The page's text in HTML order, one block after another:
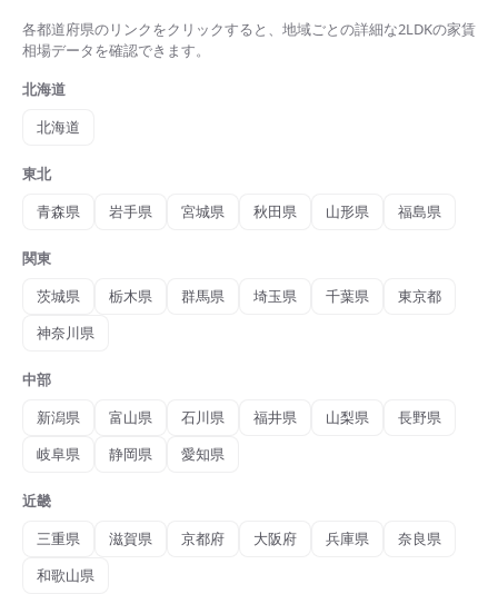
各都道府県のリンクをクリックすると、地域ごとの詳細な2LDKの家賃
相場データを確認できます。
北海道
北海道
東北
青森県
岩手県 宮城県 秋田県 山形県 福島県
関東
茨城県
栃木県 群馬県 埼玉県 千葉県
東京都
神奈川県
中部
新潟県
富山県 石川県 福井県 山梨県
長野県
岐阜県
静岡県 愛知県
近畿
三重県
滋賀県 京都府 大阪府 兵庫県
奈良県
和歌山県